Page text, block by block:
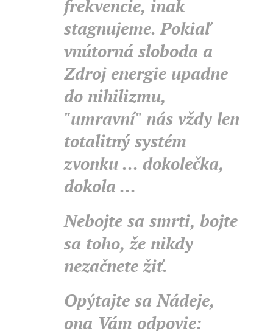
frekvencie, inak
stagnujeme. Pokiaľ
vnútorná sloboda a
Zdroj energie upadne
do nihilizmu,
"umravní" nás vždy len
totalitný systém
zvonku ... dokolečka,
dokola ...
Nebojte sa smrti, bojte
sa toho, že nikdy
nezačnete žiť.
Opýtajte sa Nádeje,
ona Vám odpovie: